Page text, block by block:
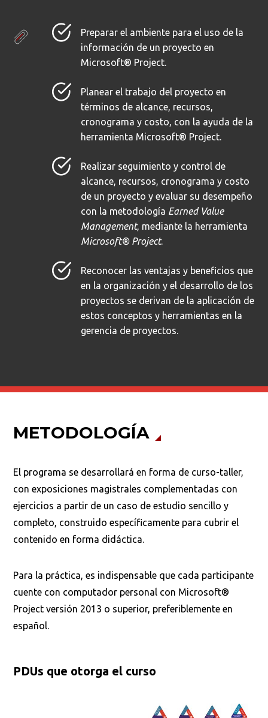
Preparar el ambiente para el uso de la
información de un proyecto en
Microsoft® Project.
Planear el trabajo del proyecto en
términos de alcance, recursos,
cronograma y costo, con la ayuda de la
herramienta Microsoft® Project.
Realizar seguimiento y control de
alcance, recursos, cronograma y costo
de un proyecto y evaluar su desempeño
con la metodología Earned Value
Management, mediante la herramienta
Microsoft® Project.
Reconocer las ventajas y beneficios que
en la organización y el desarrollo de los
proyectos se derivan de la aplicación de
estos conceptos y herramientas en la
gerencia de proyectos.
METODOLOGÍA
El programa se desarrollará en forma de curso-taller,
con exposiciones magistrales complementadas con
ejercicios a partir de un caso de estudio sencillo y
completo, construido específicamente para cubrir el
contenido en forma didáctica.
Para la práctica, es indispensable que cada participante
cuente con computador personal con Microsoft®
Project versión 2013 o superior, preferiblemente en
español.
PDUs que otorga el curso